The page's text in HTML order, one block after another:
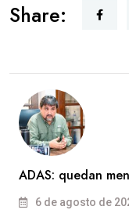
Share:
ADAS: quedan
6 de agosto de